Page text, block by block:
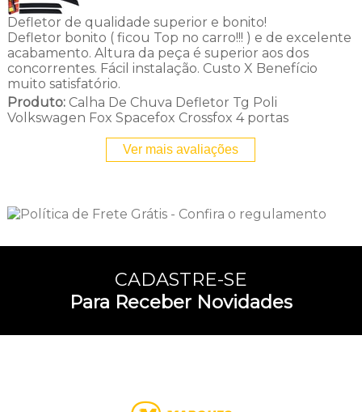
Defletor de qualidade superior e bonito!
Defletor bonito ( ficou Top no carro!!! ) e de excelente
acabamento. Altura da peça é superior aos dos
concorrentes. Fácil instalação. Custo X Benefício
muito satisfatório.
Produto:Calha De Chuva Defletor Tg Poli
Volkswagen Fox Spacefox Crossfox 4 portas
Ver mais avaliações
CADASTRE-SE
Para Receber Novidades